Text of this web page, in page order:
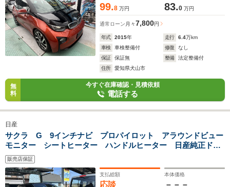
99.8 万円 83.0 万円
通常ローン 月々7,800円
年式 2015年 走行 6.4万km
車検
車検整備付 修復
なし
保証
保証無 整備
法定整備付
住所
愛知県犬山市
無
料
今すぐ在庫確認・見積依頼
電話する
日産
サクラ G 9インチナビ プロパイロット アラウンドビュー
モニター シートヒーター ハンドルヒーター 日産純正ドラ
レコ付 ETC 2.0 走行6千キロ 修復歴無し 車検整備付
販売店保証
支払総額
応談
本体価格
－－－